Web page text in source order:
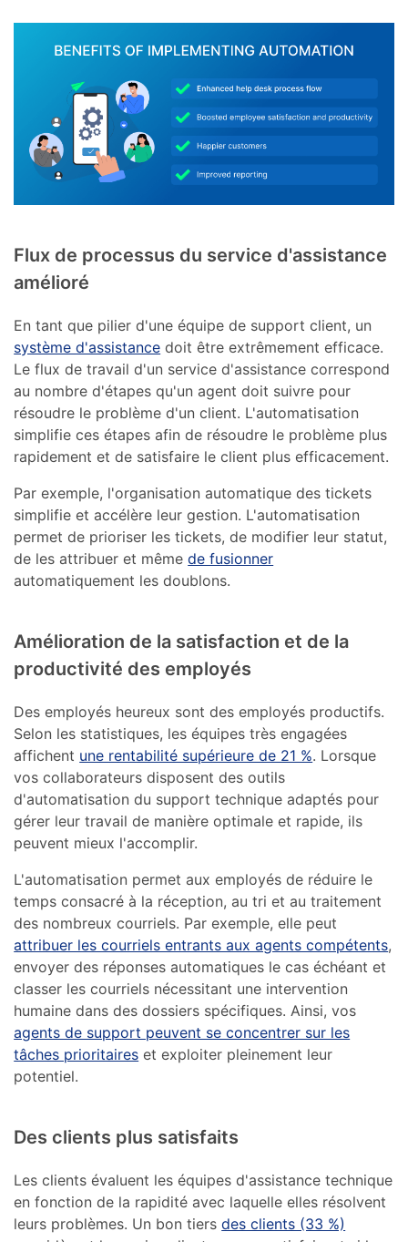
Flux de processus du service d'assistance
amélioré
En tant que pilier d'une équipe de support client, un
système d'assistance doit être extrêmement efficace.
Le flux de travail d'un service d'assistance correspond
au nombre d'étapes qu'un agent doit suivre pour
résoudre le problème d'un client. L'automatisation
simplifie ces étapes afin de résoudre le problème plus
rapidement et de satisfaire le client plus efficacement.
Par exemple, l'organisation automatique des tickets
simplifie et accélère leur gestion. L'automatisation
permet de prioriser les tickets, de modifier leur statut,
de les attribuer et mêmede fusionner
automatiquement les doublons.
Amélioration de la satisfaction et de la
productivité des employés
Des employés heureux sont des employés productifs.
Selon les statistiques, les équipes très engagées
affichent une rentabilité supérieure de 21 %. Lorsque
vos collaborateurs disposent des outils
d'automatisation du support technique adaptés pour
gérer leur travail de manière optimale et rapide, ils
peuvent mieux l'accomplir.
L'automatisation permet aux employés de réduire le
temps consacré à la réception, au tri et au traitement
des nombreux courriels. Par exemple, elle peut
attribuer les courriels entrants aux agents compétents,
envoyer des réponses automatiques le cas échéant et
classer les courriels nécessitant une intervention
humaine dans des dossiers spécifiques. Ainsi, vos
agents de support peuvent se concentrer sur les
tâches prioritaires et exploiter pleinement leur
potentiel.
Des clients plus satisfaits
Les clients évaluent les équipes d'assistance technique
en fonction de la rapidité avec laquelle elles résolvent
leurs problèmes. Un bon tiersdes clients (33 %)